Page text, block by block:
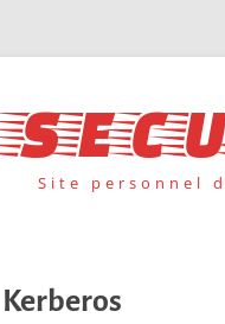
Aller
Site personnel
Kerberos